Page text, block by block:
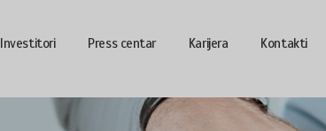
Investitori Press centar Karijera Kontakti